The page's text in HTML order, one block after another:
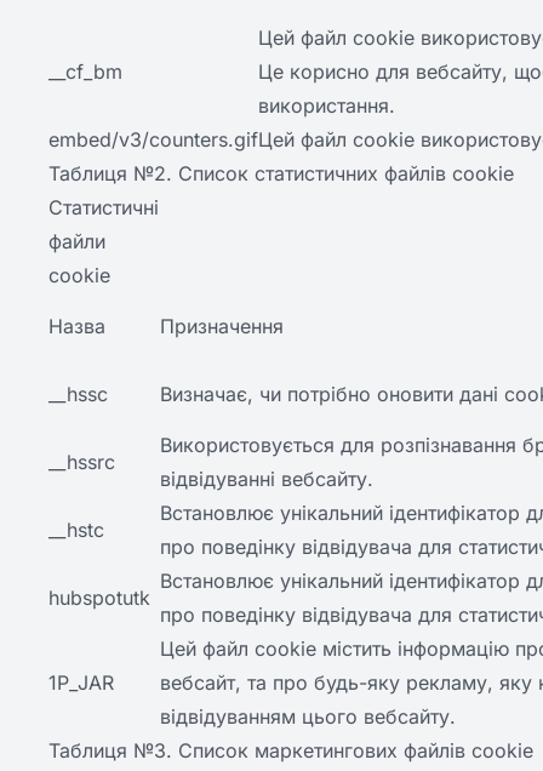
__cf_bm
Цей файл cookie
Це корисно для вебсайту,
використання.
embed/v3/counters.gifЦей файл cookie
Таблиця №2. Список статистичних файлів cookie
Статистичні
файли
cookie
Назва Призначення
__hssc Визначає, чи потрібно оновити дані
__hssrc
Використовується для розпізнавання
відвідуванні вебсайту.
__hstc
Встановлює унікальний ідентифікатор
про поведінку відвідувача для
hubspotutk
Встановлює унікальний ідентифікатор
про поведінку відвідувача для
1P_JAR
Цей файл cookie містить інформацію
вебсайт, та про будь-яку рекламу, яку
відвідуванням цього вебсайту.
Таблиця №3. Список маркетингових файлів cookie